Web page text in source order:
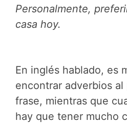
Personalmente,
casa hoy.
En inglés hablado, es
encontrar adverbios
frase, mientras que
hay que tener mucho